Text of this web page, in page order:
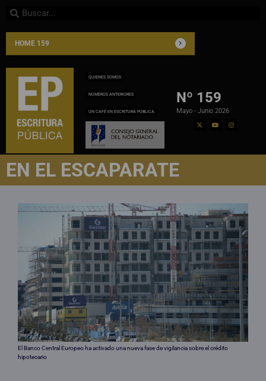
HOME 159
QUIENES SOMOS
NÚMEROS ANTERIORES
UN CAFÉ EN ESCRITURA PÚBLICA
Nº 159
Mayo - Junio 2026
EN EL ESCAPARATE
El Banco Central Europeo ha activado una nueva fase de vigilancia sobre el crédito
hipotecario